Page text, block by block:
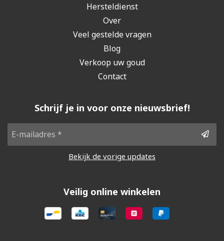
Hersteldienst
Over
Veel gestelde vragen
Blog
Verkoop uw goud
Contact
Schrijf je in voor onze nieuwsbrief!
Bekijk de vorige updates
Veilig online winkelen